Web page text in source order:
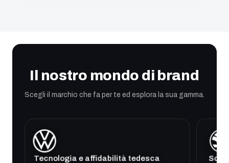
Il nostro mondo di brand
Scegli il marchio che fa per te ed esplora la sua gamma.
Tecnologia e affidabilità tedesca